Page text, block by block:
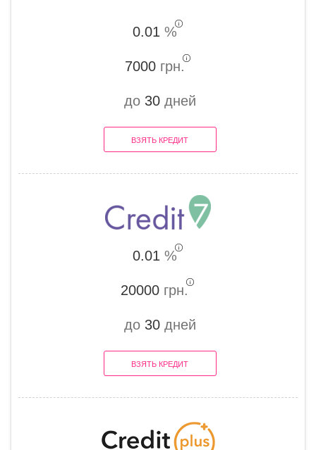
0.01 %
7000грн.
до 30дней
ВЗЯТЬ КРЕДИТ
0.01 %
20000 грн.
до 30дней
ВЗЯТЬ КРЕДИТ